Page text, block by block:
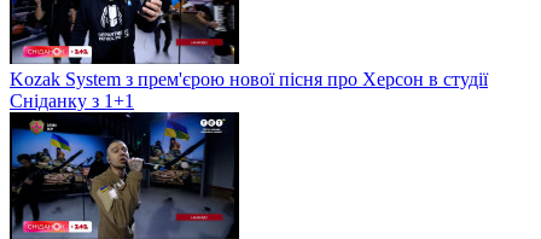
Kozak System з прем'єрою нової пісня про Херсон в студії
Сніданку з 1+1